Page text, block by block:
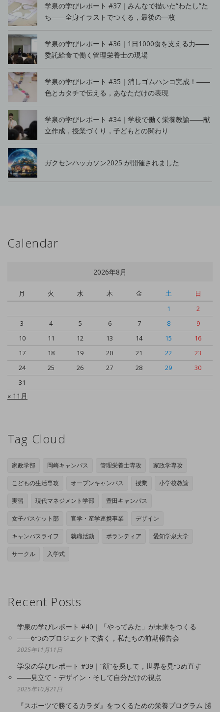
学泉の学びレポート #37｜みんなで描いた“わたし”た
ち――全身イラストでつくる，最後の一枚
学泉の学びレポート #36｜1日1000食を支える力――
委託給食で働く管理栄養士の現場
学泉の学びレポート #35｜消しゴムハンコ完成！――
色とカタチで伝える，あなただけの表現
学泉の学びレポート #34｜学校で働く栄養教諭――献
立作成，授業づくり，子どもとの関わり
ガクセンハッカソン2025 が開催されました
Calendar
2026年8月
月 火 水 木 金 土
日
1
2
3
4 5 6 7 8
9
10
11 12 13 14 15
16
17
18 19 20 21 22
23
24
25 26 27 28 29
30
31
« 11月
Tag Cloud
家政学部 岡崎キャンパス 管理栄養士専攻 家政学専攻
こどもの生活専攻 オープンキャンパス 授業 小学校教諭
実習 現代マネジメント学部 豊田キャンパス
女子バスケット部 官学・産学連携事業 デザイン
キャンパスライフ 就職活動 ボランティア 愛知学泉大学
サークル 入学式
Recent Posts
学泉の学びレポート #40｜「やってみた」が未来をつくる
――6つのプロジェクトで描く，私たちの前期報告会
2025年11月11日
学泉の学びレポート #39｜“顔”を探して，世界を見つめ直す
――見立て・デザイン・そして自分だけの視点
2025年10月21日
『スポーツで勝てるカラダ』をつくるための栄養プログラム 勝